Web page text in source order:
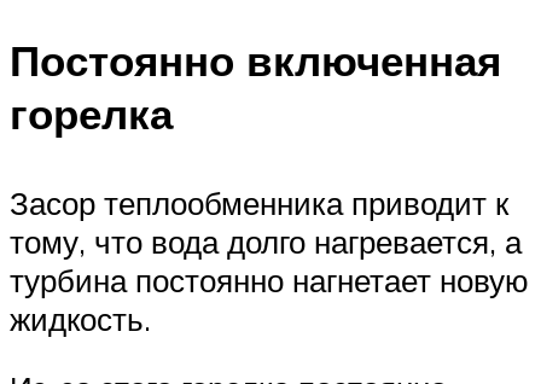
Постоянно включенная
горелка
Засор теплообменника приводит к
тому, что вода долго нагревается, а
турбина постоянно нагнетает новую
жидкость.